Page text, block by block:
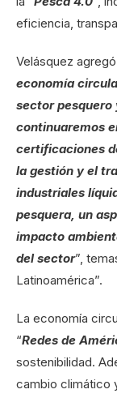
eficiencia,
Velásquez agregó
economía
sector pesquero
continuaremos
certificaciones
la gestión y el
industriales
pesquera, un
impacto
del sector”,
Latinoamérica”.
La economía
“Redes de
sostenibilidad.
cambio climático